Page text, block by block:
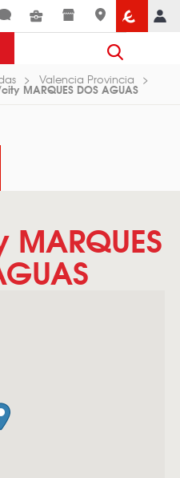
Valencia Provincia
city MARQUES DOS AGUAS
MARQUES